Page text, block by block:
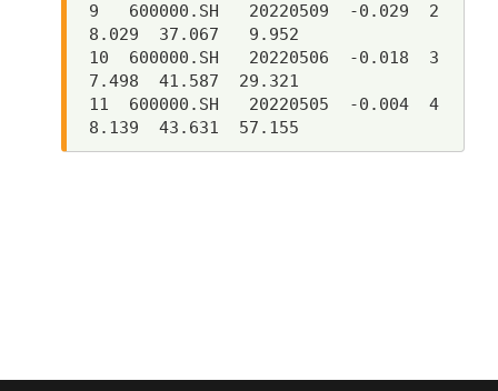
9   600000.SH   20220509  -0.029  2
8.029  37.067   9.952
10  600000.SH   20220506  -0.018  3
7.498  41.587  29.321
11  600000.SH   20220505  -0.004  4